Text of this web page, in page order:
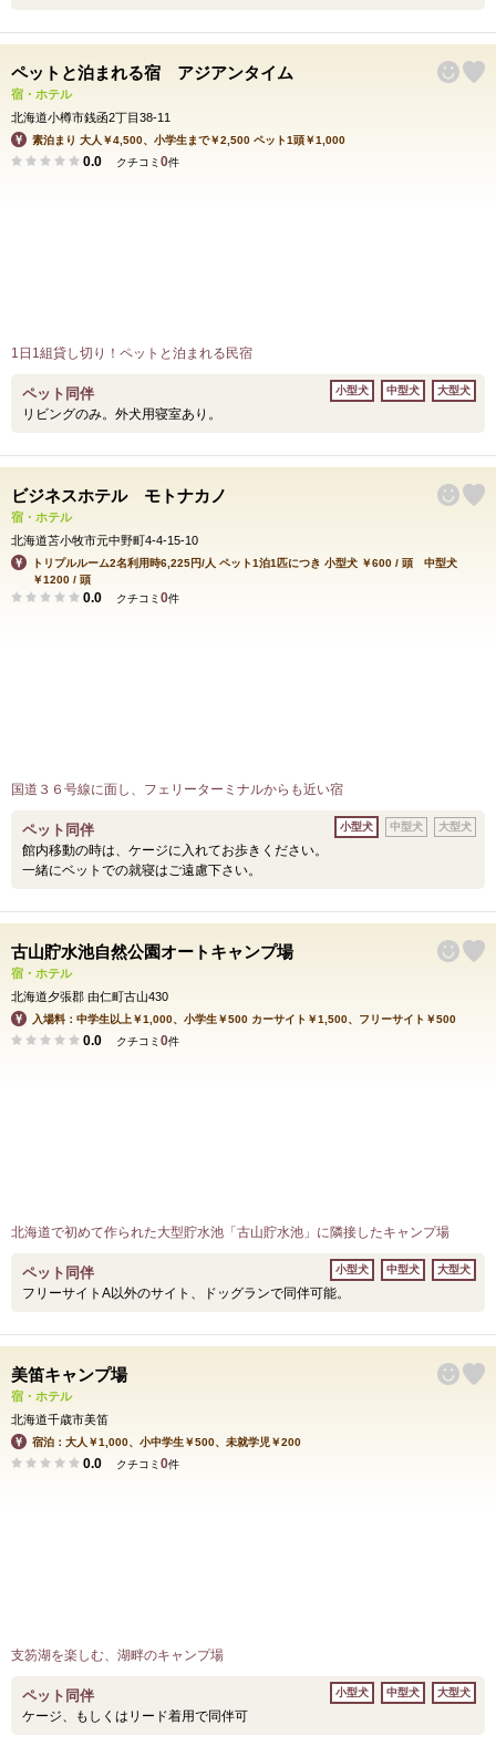
ペットと泊まれる宿 アジアンタイム
宿・ホテル
北海道小樽市銭函2丁目38-11
素泊まり 大人￥4,500、小学生まで￥2,500 ペット1頭￥1,000
0.0 クチコミ 0件
1日1組貸し切り！ペットと泊まれる民宿
ペット同伴
リビングのみ。外犬用寝室あり。
小型犬 中型犬 大型犬
ビジネスホテル モトナカノ
宿・ホテル
北海道苫小牧市元中野町4-4-15-10
トリプルルーム2名利用時6,225円/人 ペット1泊1匹につき 小型犬 ￥600 / 頭 中型犬
￥1200 / 頭
0.0 クチコミ 0件
国道３６号線に面し、フェリーターミナルからも近い宿
ペット同伴
館内移動の時は、ケージに入れてお歩きください。
一緒にベットでの就寝はご遠慮下さい。
小型犬 中型犬 大型犬
古山貯水池自然公園オートキャンプ場
宿・ホテル
北海道夕張郡 由仁町古山430
入場料：中学生以上￥1,000、小学生￥500 カーサイト￥1,500、フリーサイト￥500
0.0 クチコミ 0件
北海道で初めて作られた大型貯水池「古山貯水池」に隣接したキャンプ場
ペット同伴
フリーサイトA以外のサイト、ドッグランで同伴可能。
小型犬 中型犬 大型犬
美笛キャンプ場
宿・ホテル
北海道千歳市美笛
宿泊：大人￥1,000、小中学生￥500、未就学児￥200
0.0 クチコミ 0件
支笏湖を楽しむ、湖畔のキャンプ場
ペット同伴
ケージ、もしくはリード着用で同伴可
小型犬 中型犬 大型犬